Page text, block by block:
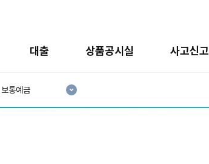
대출 상품공시실 사고신고
재
3
류
보통예금